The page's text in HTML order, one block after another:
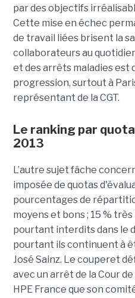
par des objectifs
Cette mise en échec
de travail liées brisent la
collaborateurs au
et des arrêts maladies est
progression, surtout à
représentant de la CGT.
Le ranking par
2013
L’autre sujet fâche
imposée de quotas
pourcentages de
moyens et bons ; 15 %
pourtant interdits dans le
pourtant ils continuent à
José Sainz. Le couperet
avec un arrêt de la Cour
HPE France que son